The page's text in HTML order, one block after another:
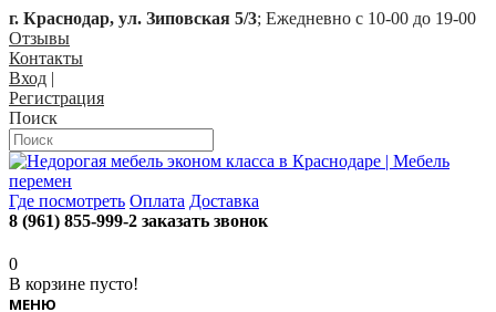
г. Краснодар, ул. Зиповская 5/3; Ежедневно с 10-00 до 19-00
Отзывы
Контакты
Вход |
Регистрация
Поиск
Где посмотреть Оплата Доставка
8 (961) 855-999-2 заказать звонок
0
В корзине пусто!
МЕНЮ